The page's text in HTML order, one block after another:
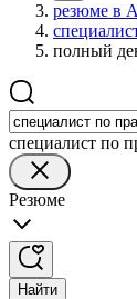
резюме в
полный
специалист по
Резюме
Найти